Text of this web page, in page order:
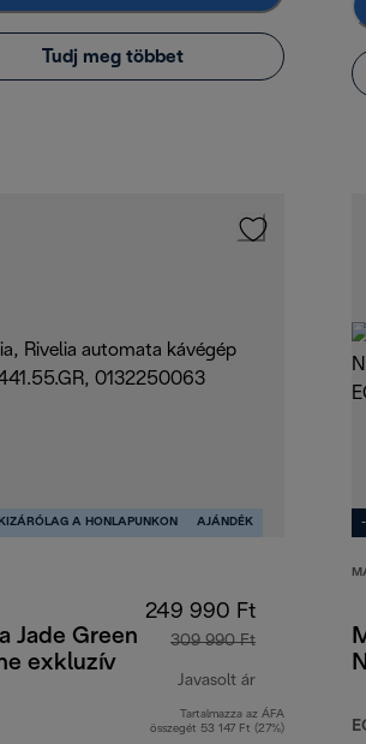
Tudj meg többet
KIZÁRÓLAG A HONLAPUNKON AJÁNDÉK
Jade Green
exkluzív
249 990 Ft
309 990 Ft
Javasolt ár
eredeti ár
Tartalmazza az ÁFA
összegét 53 147 Ft (27%)